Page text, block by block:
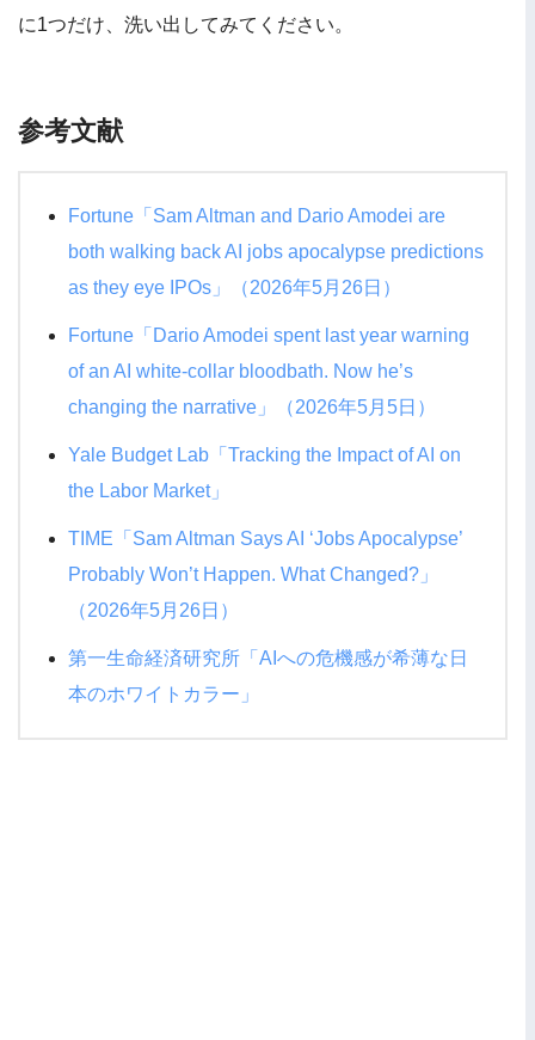
に1つだけ、洗い出してみてください。
参考文献
Fortune「Sam Altman and Dario Amodei are
both walking back AI jobs apocalypse predictions
as they eye IPOs」（2026年5月26日）
Fortune「Dario Amodei spent last year warning
of an AI white-collar bloodbath. Now he’s
changing the narrative」（2026年5月5日）
Yale Budget Lab「Tracking the Impact of AI on
the Labor Market」
TIME「Sam Altman Says AI ‘Jobs Apocalypse’
Probably Won’t Happen. What Changed?」
（2026年5月26日）
第一生命経済研究所「AIへの危機感が希薄な日
本のホワイトカラー」